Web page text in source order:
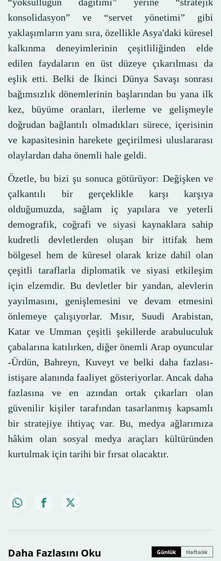
konsolidasyon” ve “servet yönetimi” gibi
yaklaşımların yanı sıra, özellikle Asya'daki küresel
kalkınma deneyimlerinin çeşitliliğinden elde
edilen faydaların en üst düzeye çıkarılması da
eşlik etti. Belki de İkinci Dünya Savaşı sonrası
bağımsızlık dönemlerinin başlarından bu yana ilk
kez, büyüme oranları, ilerleme ve gelişmeyle
doğrudan bağlantılı olmadıkları sürece, içerisinin
ve kapasitesinin harekete geçirilmesi uluslararası
olaylardan daha önemli hale geldi.
Özetle, bu bizi şu sonuca götürüyor: Değişken ve
çalkantılı bir gerçeklikle karşı karşıya
olduğumuzda, sağlam iç yapılara ve yeterli
demografik, coğrafi ve siyasi kaynaklara sahip
kudretli devletlerden oluşan bir ittifak hem
bölgesel hem de küresel olarak krize dahil olan
çeşitli taraflarla diplomatik ve siyasi etkileşim
için elzemdir. Bu devletler bir yandan, alevlerin
yayılmasını, genişlemesini ve devam etmesini
önlemeye çalışıyorlar. Mısır, Suudi Arabistan,
Katar ve Umman çeşitli şekillerde arabuluculuk
çabalarına katılırken, diğer önemli Arap oyuncular
-Ürdün, Bahreyn, Kuveyt ve belki daha fazlası-
istişare alanında faaliyet gösteriyorlar. Ancak daha
fazlasına ve en azından ortak çıkarları olan
güvenilir kişiler tarafından tasarlanmış kapsamlı
bir stratejiye ihtiyaç var. Bu, medya ağlarımıza
hâkim olan sosyal medya araçları kültüründen
kurtulmak için tarihi bir fırsat olacaktır.
Daha Fazlasını Oku Günlük Haftalık